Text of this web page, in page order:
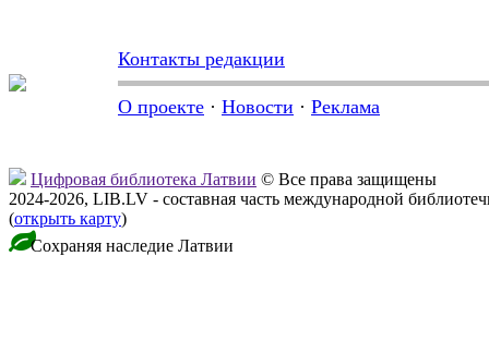
Контакты редакции
О проекте · Новости · Реклама
Цифровая библиотека Латвии © Все права защищены
2024-2026, LIB.LV - составная часть международной
(открыть карту)
Сохраняя наследие Латвии